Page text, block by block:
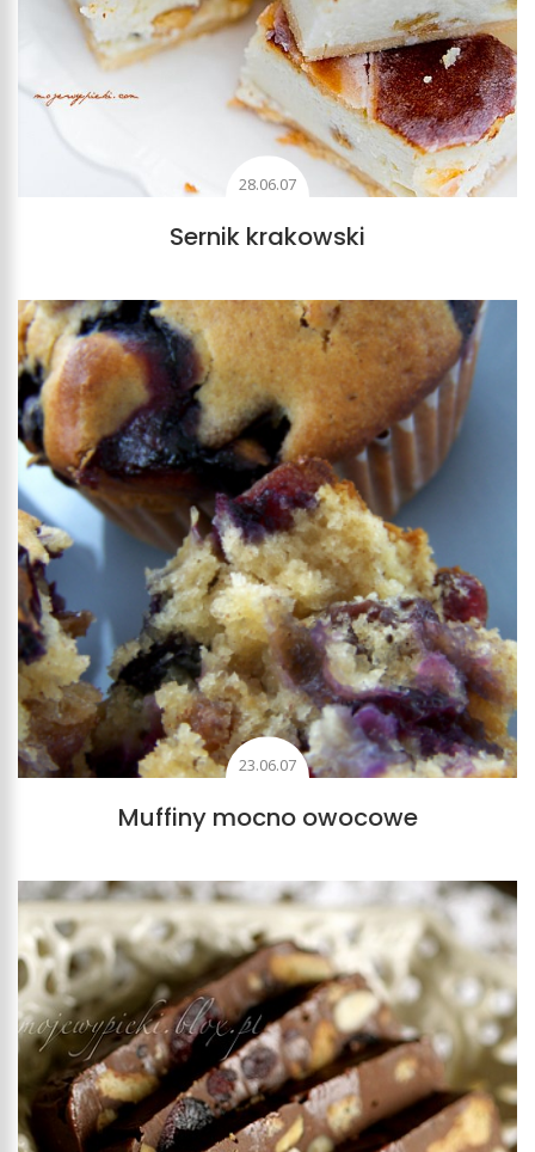
28.06.07
Sernik krakowski
23.06.07
Muffiny mocno owocowe